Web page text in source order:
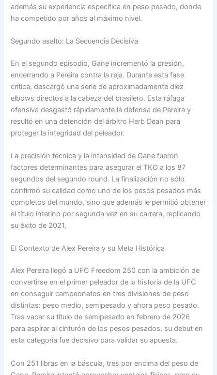
además su experiencia específica en peso pesado, donde
ha competido por años al máximo nivel.
Segundo asalto: La Secuencia Decisiva
En el segundo episodio, Gane incrementó la presión,
encerrando a Pereira contra la reja. Durante esta fase
crítica, descargó una serie de aproximadamente diez
elbows directos a la cabeza del brasilero. Esta ráfaga
ofensiva desgastó rápidamente la defensa de Pereira y
resultó en una detención del árbitro Herb Dean para
proteger la integridad del peleador.
La precisión técnica y la intensidad de Gane fueron
factores determinantes para asegurar el TKO a los 87
segundos del segundo round. La finalización no sólo
confirmó su calidad como uno de los pesos pesados más
completos del mundo, sino que además le permitió obtener
el título interino por segunda vez en su carrera, replicando
su éxito de 2021.
El Contexto de Alex Pereira y su Meta Histórica
Alex Pereira llegó a UFC Freedom 250 con la ambición de
convertirse en el primer peleador de la historia de la UFC
en conseguir campeonatos en tres divisiones de peso
distintas: peso medio, semipesado y ahora peso pesado.
Tras vacar su título de semipesado en febrero de 2026
para aspirar al cinturón de los pesos pesados, su debut en
esta categoría fue decisivo para validar su apuesta.
Con 251 libras en la báscula, tres por encima del peso de